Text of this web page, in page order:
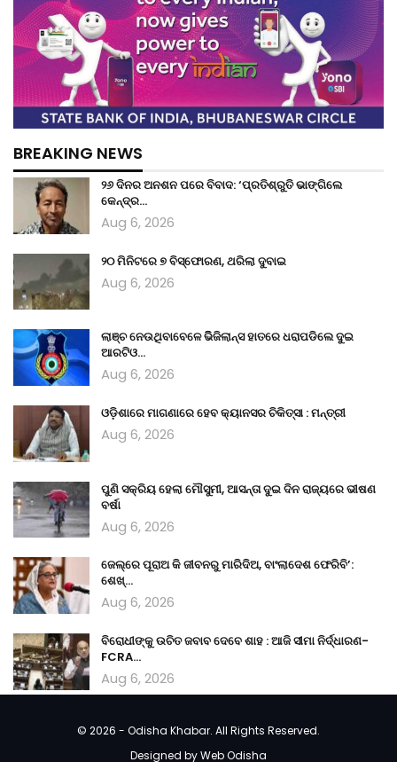
BREAKING NEWS
୨୬ ଦିନର ଅନଶନ ପରେ ବିବାଦ: ‘ପ୍ରତିଶ୍ରୁତି ଭାଙ୍ଗିଲେ
କେନ୍ଦ୍ର…
Aug 6, 2026
୨୦ ମିନିଟରେ ୭ ବିସ୍ଫୋରଣ, ଥରିଲା ଦୁବାଇ
Aug 6, 2026
ଲାଞ୍ଚ ନେଉଥିବାବେଳେ ଭିିଜିଲାନ୍ସ ହାତରେ ଧରାପଡିଲେ ଦୁଇ
ଆରଟିଓ…
Aug 6, 2026
ଓଡ଼ିଶାରେ ମାଗଣାରେ ହେବ କ୍ୟାନସର ଚିକିତ୍ସା : ମନ୍ତ୍ରୀ
Aug 6, 2026
ପୁଣି ସକ୍ରିୟ ହେଲା ମୌସୁମୀ, ଆସନ୍ତା ଦୁଇ ଦିନ ରାଜ୍ୟରେ ଭୀଷଣ
ବର୍ଷା
Aug 6, 2026
ଜେଲ୍‌ରେ ପୂରାଅ କି ଜୀବନରୁ ମାରିଦିଅ, ବାଂଲାଦେଶ ଫେରିବି’:
ଶେଖ୍…
Aug 6, 2026
ବିରୋଧୀଙ୍କୁ ଉଚିତ ଜବାବ ଦେବେ ଶାହ : ଆଜି ସୀମା ନିର୍ଦ୍ଧାରଣ-
FCRA…
Aug 6, 2026
© 2026 - Odisha Khabar. All Rights Reserved.
Designed byWeb Odisha